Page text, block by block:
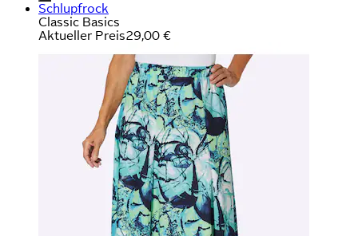
Schlupfrock
Classic Basics
Aktueller Preis29,00 €